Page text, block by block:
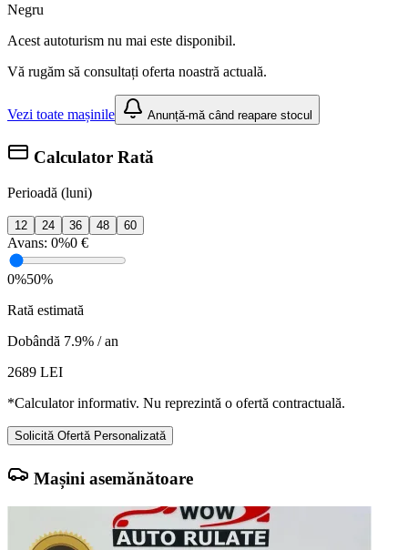
Negru
Acest autoturism nu mai este disponibil.
Vă rugăm să consultați oferta noastră actuală.
Vezi toate mașinile Anunță-mă când reapare stocul
Calculator Rată
Perioadă (luni)
12 24 36 48 60
Avans: 0%0 €
0%50%
Rată estimată
Dobândă 7.9% / an
2689 LEI
*Calculator informativ. Nu reprezintă o ofertă contractuală.
Solicită Ofertă Personalizată
Mașini asemănătoare